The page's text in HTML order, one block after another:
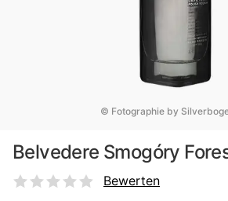
© Fotographie by
Belvedere Smogóry
Bewerten